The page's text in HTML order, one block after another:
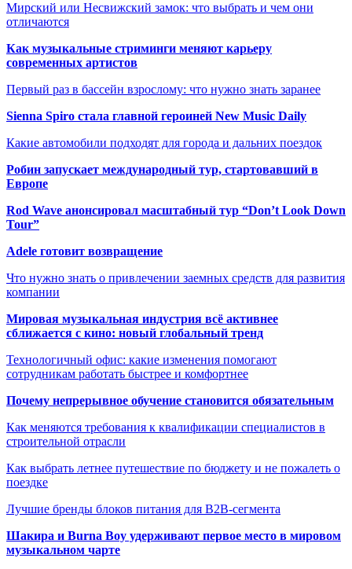
Мирский или Несвижский замок: что выбрать и чем они
отличаются
Как музыкальные стриминги меняют карьеру
современных артистов
Первый раз в бассейн взрослому: что нужно знать заранее
Sienna Spiro стала главной героиней New Music Daily
Какие автомобили подходят для города и дальних поездок
Робин запускает международный тур, стартовавший в
Европе
Rod Wave анонсировал масштабный тур “Don’t Look Down
Tour”
Adele готовит возвращение
Что нужно знать о привлечении заемных средств для развития
компании
Мировая музыкальная индустрия всё активнее
сближается с кино: новый глобальный тренд
Технологичный офис: какие изменения помогают
сотрудникам работать быстрее и комфортнее
Почему непрерывное обучение становится обязательным
Как меняются требования к квалификации специалистов в
строительной отрасли
Как выбрать летнее путешествие по бюджету и не пожалеть о
поездке
Лучшие бренды блоков питания для B2B-сегмента
Шакира и Burna Boy удерживают первое место в мировом
музыкальном чарте